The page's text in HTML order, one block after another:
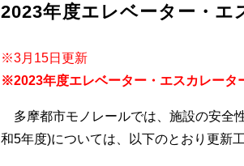
2023年度エレベーター・エ
※3月15日更新
※2023年度エレベーター・エスカレータ
多摩都市モノレールでは、施設の安全
和5年度)については、以下のとおり更新